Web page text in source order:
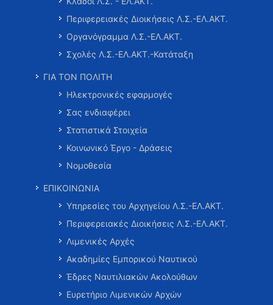
Περιφερειακές Διοικήσεις Λ.Σ.-ΕΛ.ΑΚΤ.
Οργανόγραμμα Λ.Σ.-ΕΛ.ΑΚΤ.
Σχολές Λ.Σ.-ΕΛ.ΑΚΤ.-Κατάταξη
ΓΙΑ ΤΟΝ ΠΟΛΙΤΗ
Ηλεκτρονικές εφαρμογές
Σας ενδιαφέρει
Στατιστικά Στοιχεία
Κοινωνικό Έργο - Δράσεις
Νομοθεσία
ΕΠΙΚΟΙΝΩΝΙΑ
Υπηρεσίες του Αρχηγείου Λ.Σ.-ΕΛ.ΑΚΤ.
Περιφερειακές Διοικήσεις Λ.Σ.-ΕΛ.ΑΚΤ.
Λιμενικές Αρχές
Ακαδημίες Εμπορικού Ναυτικού
Έδρες Ναυτιλιακών Ακολούθων
Ευρετήριο Λιμενικών Αρχών